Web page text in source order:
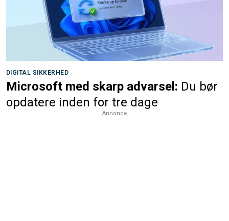
DIGITAL SIKKERHED
Microsoft med skarp advarsel: Du bør
opdatere inden for tre dage
Annonce